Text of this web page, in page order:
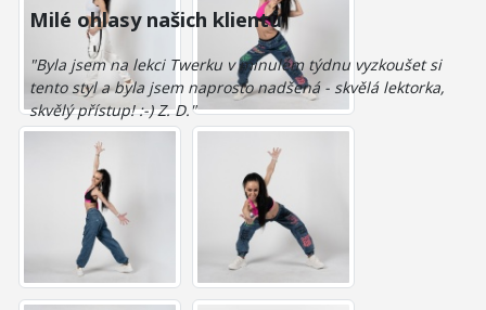
Milé ohlasy našich klientů
"Byla jsem na lekci Twerku v minulém týdnu vyzkoušet si
tento styl a byla jsem naprosto nadšená - skvělá lektorka,
skvělý přístup! :-) Z. D."